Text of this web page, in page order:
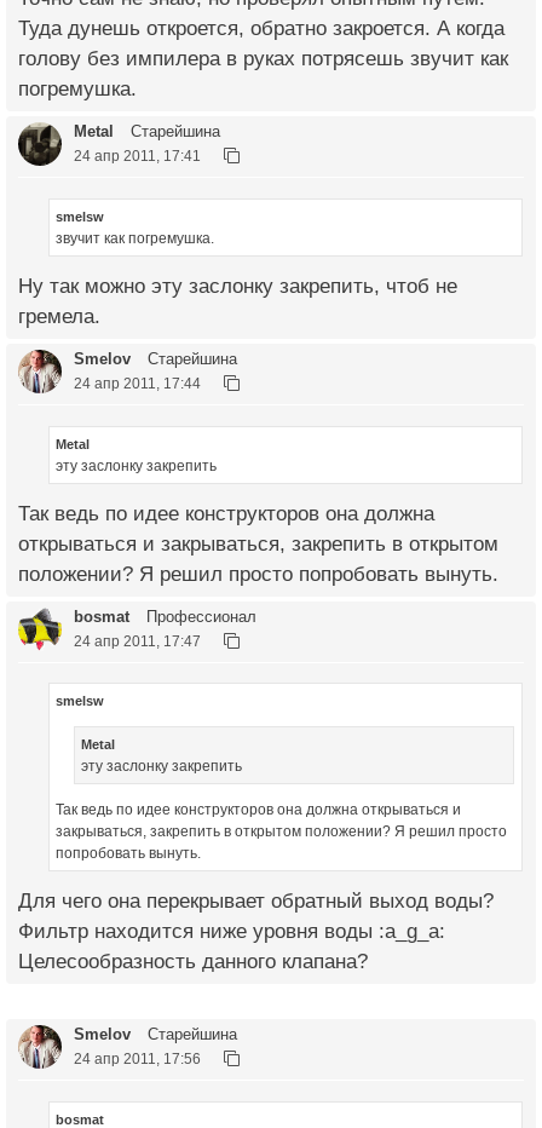
Туда дунешь откроется, обратно закроется. А когда
голову без импилера в руках потрясешь звучит как
погремушка.
Metal Старейшина
24 апр 2011, 17:41
smelsw
звучит как погремушка.
Ну так можно эту заслонку закрепить, чтоб не
гремела.
Smelov Старейшина
24 апр 2011, 17:44
Metal
эту заслонку закрепить
Так ведь по идее конструкторов она должна
открываться и закрываться, закрепить в открытом
положении? Я решил просто попробовать вынуть.
bosmat Профессионал
24 апр 2011, 17:47
smelsw
Metal
эту заслонку закрепить
Так ведь по идее конструкторов она должна открываться и
закрываться, закрепить в открытом положении? Я решил просто
попробовать вынуть.
Для чего она перекрывает обратный выход воды?
Фильтр находится ниже уровня воды :a_g_a:
Целесообразность данного клапана?
Smelov Старейшина
24 апр 2011, 17:56
bosmat